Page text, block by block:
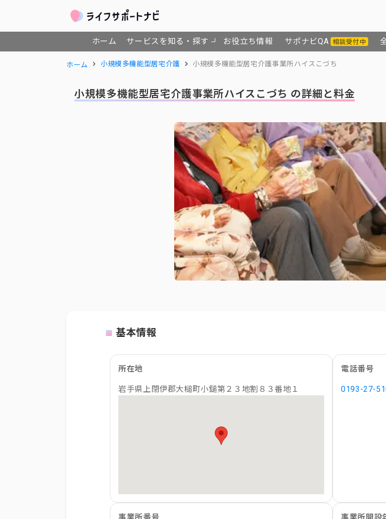
ホーム サービスを知る・探す お役立ち情報 サポナビQA 相談受付中
ホーム 小規模多機能型居宅介護 小規模多機能型居宅介護事業所ハイスこづち
小規模多機能型居宅介護事業所ハイスこづち の詳細と料金
基本情報
所在地
岩手県上閉伊郡大槌町小鎚第２３地割８３番地１
電話番号
0193-27-